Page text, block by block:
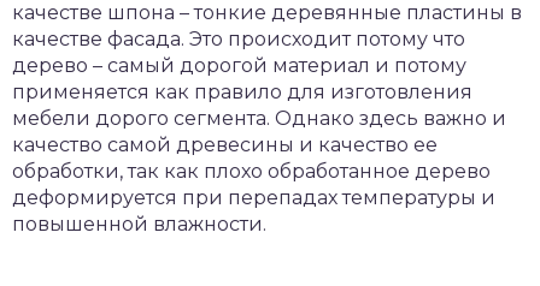
качестве шпона – тонкие деревянные пластины в
качестве фасада. Это происходит потому что
дерево – самый дорогой материал и потому
применяется как правило для изготовления
мебели дорого сегмента. Однако здесь важно и
качество самой древесины и качество ее
обработки, так как плохо обработанное дерево
деформируется при перепадах температуры и
повышенной влажности.